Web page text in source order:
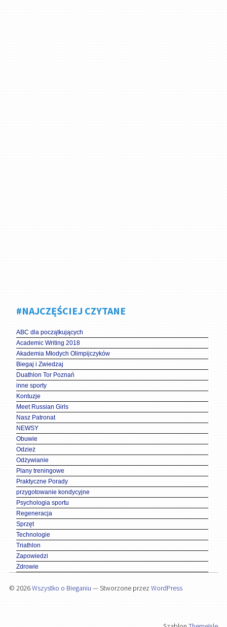
#NAJCZĘŚCIEJ CZYTANE
ABC dla początkujących
Academic Writing 2018
Akademia Młodych Olimpijczyków
Biegaj i Zwiedzaj
Duathlon Tor Poznań
inne sporty
Kontuzje
Meet Russian Girls
Nasz Patronat
NEWSY
Obuwie
Odzież
Odżywianie
Plany treningowe
Praktyczne Porady
przygotowanie kondycyjne
Psychologia sportu
Regeneracja
Sprzęt
Technologie
Triathlon
Zapowiedzi
Zdrowie
© 2026Wszystko o Bieganiu — Stworzone przez WordPress